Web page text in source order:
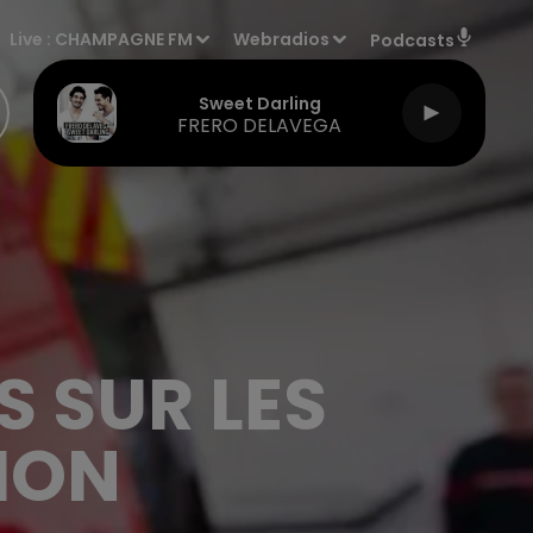
Live : CHAMPAGNE FM Webradios Podcasts
Sweet Darling
FRERO DELAVEGA
SUR LES